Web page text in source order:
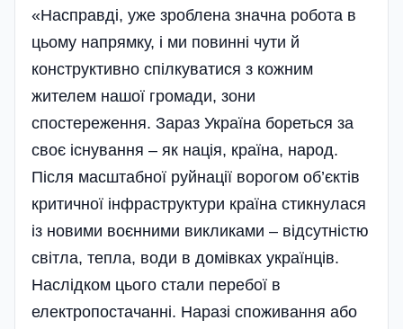
«Насправді, уже зроблена значна робота в
цьому напрямку, і ми повинні чути й
конструктивно спілкуватися з кожним
жителем нашої громади, зони
спостереження. Зараз Україна бореться за
своє існування – як нація, країна, народ.
Після масштабної руйнації ворогом об’єктів
критичної інфраструктури країна стикнулася
із новими воєнними викликами – відсутністю
світла, тепла, води в домівках українців.
Наслідком цього стали перебої в
електропостачанні. Наразі споживання або